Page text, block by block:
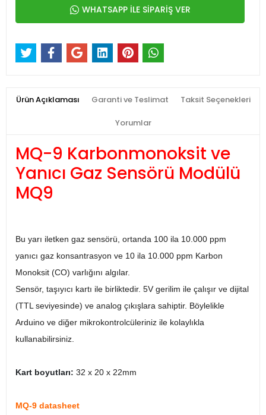
WHATSAPP İLE SİPARİŞ VER
Ürün Açıklaması Garanti ve Teslimat Taksit Seçenekleri
Yorumlar
MQ-9 Karbonmonoksit ve
Yanıcı Gaz Sensörü Modülü
MQ9
Bu yarı iletken gaz sensörü, ortanda 100 ila 10.000 ppm
yanıcı gaz konsantrasyon ve 10 ila 10.000 ppm Karbon
Monoksit (CO) varlığını algılar.
Sensör, taşıyıcı kartı ile birliktedir. 5V gerilim ile çalışır ve dijital
(TTL seviyesinde) ve analog çıkışlara sahiptir. Böylelikle
Arduino ve diğer mikrokontrolcüleriniz ile kolaylıkla
kullanabilirsiniz.
Kart boyutları: 32 x 20 x 22mm
MQ-9 datasheet